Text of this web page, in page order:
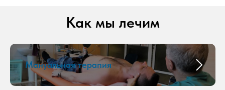
Как мы лечим
Мануальная терапия